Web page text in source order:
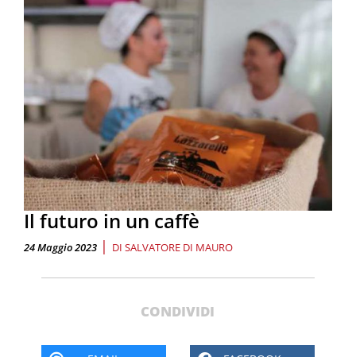
Il futuro in un caffè
24 Maggio 2023 | DI SALVATORE DI MAURO
CONDIVIDI